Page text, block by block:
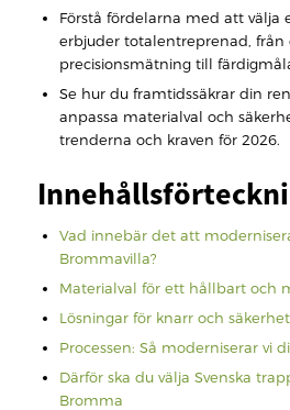
Förstå fördelarna med att välja
erbjuder totalentreprenad, från
precisionsmätning till
Se hur du framtidssäkrar din
anpassa materialval och
trenderna och kraven för 2026.
Vad innebär det att
Brommavilla?
Materialval för ett hållbart och
Lösningar för knarr och
Processen: Så moderniserar vi
Därför ska du välja Svenska
Bromma